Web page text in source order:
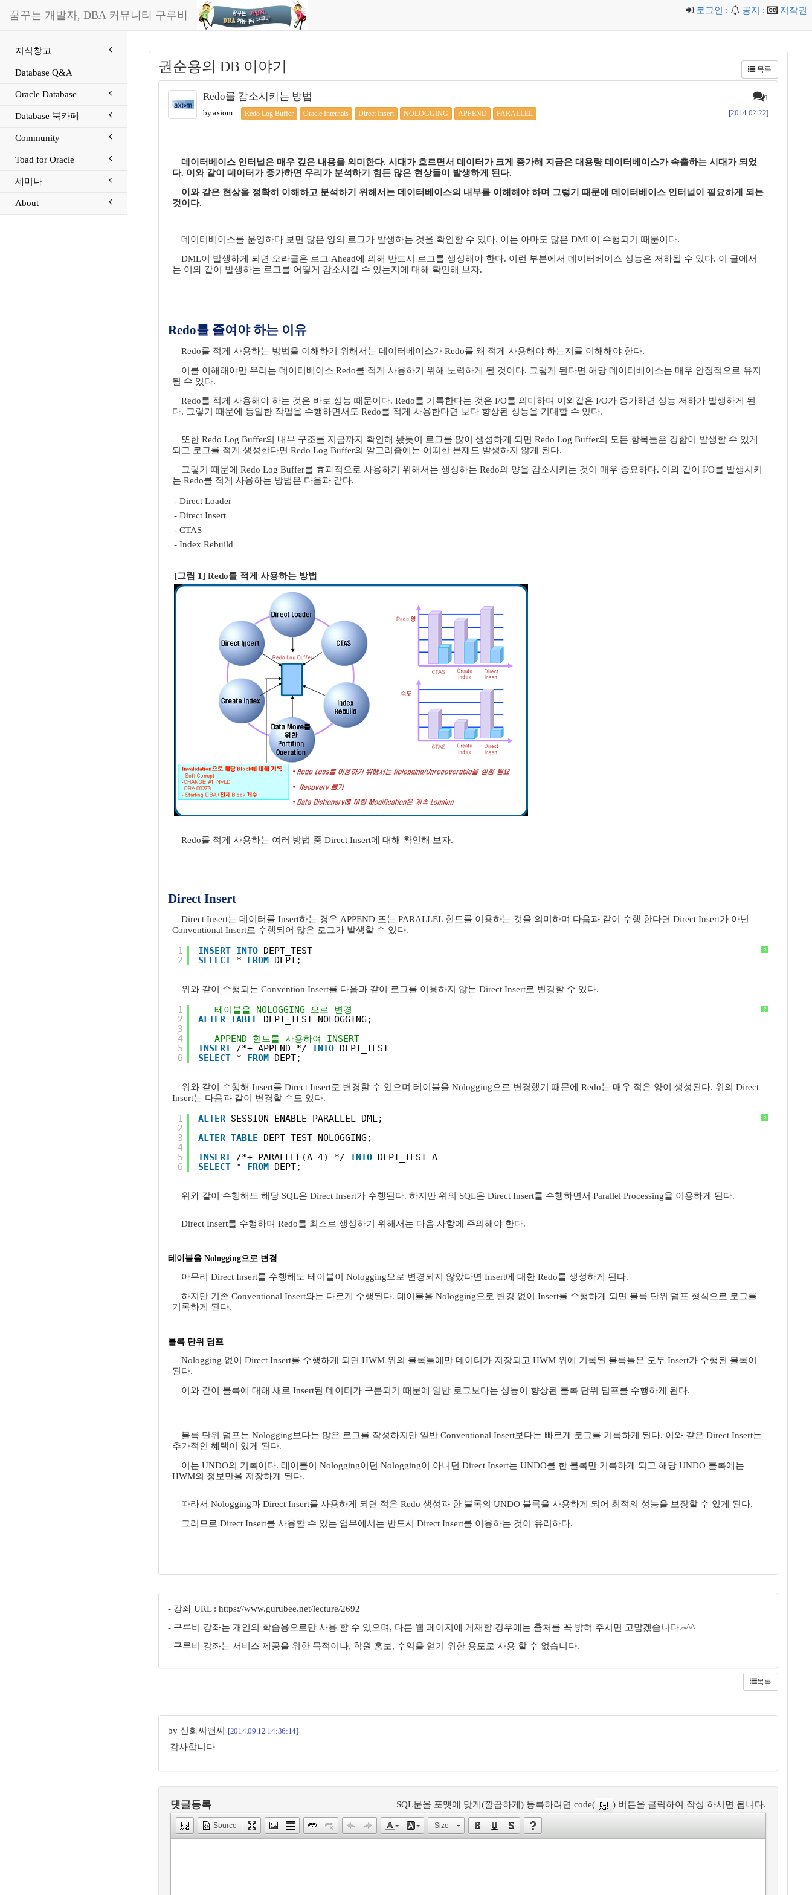
꿈꾸는 개발자, DBA 커뮤니티 구루비 로그인 : 공지 : 저작권
지식창고
Database Q&A
Oracle Database
Database 북카페
Community
Toad for Oracle
세미나
About
권순용의 DB 이야기 목록
Redo를 감소시키는 방법 1
by axiom Redo Log Buffer Oracle Internals Direct Insert NOLOGGING APPEND PARALLEL [2014.02.22]
데이터베이스 인터널은 매우 깊은 내용을 의미한다. 시대가 흐르면서 데이터가 크게 증가해 지금은 대용량 데이터베이스가 속출하는 시대가 되었
다. 이와 같이 데이터가 증가하면 우리가 분석하기 힘든 많은 현상들이 발생하게 된다.
이와 같은 현상을 정확히 이해하고 분석하기 위해서는 데이터베이스의 내부를 이해해야 하며 그렇기 때문에 데이터베이스 인터널이 필요하게 되는
것이다.
데이터베이스를 운영하다 보면 많은 양의 로그가 발생하는 것을 확인할 수 있다. 이는 아마도 많은 DML이 수행되기 때문이다.
DML이 발생하게 되면 오라클은 로그 Ahead에 의해 반드시 로그를 생성해야 한다. 이런 부분에서 데이터베이스 성능은 저하될 수 있다. 이 글에서
는 이와 같이 발생하는 로그를 어떻게 감소시킬 수 있는지에 대해 확인해 보자.
Redo를 줄여야 하는 이유
Redo를 적게 사용하는 방법을 이해하기 위해서는 데이터베이스가 Redo를 왜 적게 사용해야 하는지를 이해해야 한다.
이를 이해해야만 우리는 데이터베이스 Redo를 적게 사용하기 위해 노력하게 될 것이다. 그렇게 된다면 해당 데이터베이스는 매우 안정적으로 유지
될 수 있다.
Redo를 적게 사용해야 하는 것은 바로 성능 때문이다. Redo를 기록한다는 것은 I/O를 의미하며 이와같은 I/O가 증가하면 성능 저하가 발생하게 된
다. 그렇기 때문에 동일한 작업을 수행하면서도 Redo를 적게 사용한다면 보다 향상된 성능을 기대할 수 있다.
또한 Redo Log Buffer의 내부 구조를 지금까지 확인해 봤듯이 로그를 많이 생성하게 되면 Redo Log Buffer의 모든 항목들은 경합이 발생할 수 있게
되고 로그를 적게 생성한다면 Redo Log Buffer의 알고리즘에는 어떠한 문제도 발생하지 않게 된다.
그렇기 때문에 Redo Log Buffer를 효과적으로 사용하기 위해서는 생성하는 Redo의 양을 감소시키는 것이 매우 중요하다. 이와 같이 I/O를 발생시키
는 Redo를 적게 사용하는 방법은 다음과 같다.
- Direct Loader
- Direct Insert
- CTAS
- Index Rebuild
[그림 1] Redo를 적게 사용하는 방법
Redo를 적게 사용하는 여러 방법 중 Direct Insert에 대해 확인해 보자.
Direct Insert
Direct Insert는 데이터를 Insert하는 경우 APPEND 또는 PARALLEL 힌트를 이용하는 것을 의미하며 다음과 같이 수행 한다면 Direct Insert가 아닌
Conventional Insert로 수행되어 많은 로그가 발생할 수 있다.
?
1
2
INSERT INTO DEPT_TEST
SELECT * FROM DEPT;
위와 같이 수행되는 Convention Insert를 다음과 같이 로그를 이용하지 않는 Direct Insert로 변경할 수 있다.
?
1
2
3
4
5
6
-- 테이블을 NOLOGGING 으로 변경
ALTER TABLE
DEPT_TEST NOLOGGING;
-- APPEND 힌트를 사용하여 INSERT
INSERT /*+ APPEND */ INTO DEPT_TEST
SELECT * FROM DEPT;
위와 같이 수행해 Insert를 Direct Insert로 변경할 수 있으며 테이블을 Nologging으로 변경했기 때문에 Redo는 매우 적은 양이 생성된다. 위의 Direct
Insert는 다음과 같이 변경할 수도 있다.
?
1
2
3
4
5
6
ALTER SESSION ENABLE PARALLEL DML;
ALTER TABLE
DEPT_TEST NOLOGGING;
INSERT /*+ PARALLEL(A 4) */ INTO DEPT_TEST A
SELECT * FROM DEPT;
위와 같이 수행해도 해당 SQL은 Direct Insert가 수행된다. 하지만 위의 SQL은 Direct Insert를 수행하면서 Parallel Processing을 이용하게 된다.
Direct Insert를 수행하며 Redo를 최소로 생성하기 위해서는 다음 사항에 주의해야 한다.
테이블을 Nologging으로 변경
아무리 Direct Insert를 수행해도 테이블이 Nologging으로 변경되지 않았다면 Insert에 대한 Redo를 생성하게 된다.
하지만 기존 Conventional Insert와는 다르게 수행된다. 테이블을 Nologging으로 변경 없이 Insert를 수행하게 되면 블록 단위 덤프 형식으로 로그를
기록하게 된다.
블록 단위 덤프
Nologging 없이 Direct Insert를 수행하게 되면 HWM 위의 블록들에만 데이터가 저장되고 HWM 위에 기록된 블록들은 모두 Insert가 수행된 블록이
된다.
이와 같이 블록에 대해 새로 Insert된 데이터가 구분되기 때문에 일반 로그보다는 성능이 향상된 블록 단위 덤프를 수행하게 된다.
블록 단위 덤프는 Nologging보다는 많은 로그를 작성하지만 일반 Conventional Insert보다는 빠르게 로그를 기록하게 된다. 이와 같은 Direct Insert는
추가적인 혜택이 있게 된다.
이는 UNDO의 기록이다. 테이블이 Nologging이던 Nologging이 아니던 Direct Insert는 UNDO를 한 블록만 기록하게 되고 해당 UNDO 블록에는
HWM의 정보만을 저장하게 된다.
따라서 Nologging과 Direct Insert를 사용하게 되면 적은 Redo 생성과 한 블록의 UNDO 블록을 사용하게 되어 최적의 성능을 보장할 수 있게 된다.
그러므로 Direct Insert를 사용할 수 있는 업무에서는 반드시 Direct Insert를 이용하는 것이 유리하다.
- 강좌 URL : https://www.gurubee.net/lecture/2692
- 구루비 강좌는 개인의 학습용으로만 사용 할 수 있으며, 다른 웹 페이지에 게재할 경우에는 출처를 꼭 밝혀 주시면 고맙겠습니다.~^^
- 구루비 강좌는 서비스 제공을 위한 목적이나, 학원 홍보, 수익을 얻기 위한 용도로 사용 할 수 없습니다.
목록
by 신화씨앤씨 [2014.09.12 14:36:14]
감사합니다
댓글등록 SQL문을 포맷에 맞게(깔끔하게) 등록하려면 code( ) 버튼을 클릭하여 작성 하시면 됩니다.
Source Size